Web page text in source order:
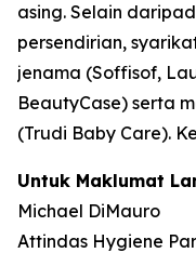
asing. Selain
persendirian,
jenama (Soffisof,
BeautyCase) serta
(Trudi Baby Care).
Untuk Maklumat
Michael DiMauro
Attindas Hygiene